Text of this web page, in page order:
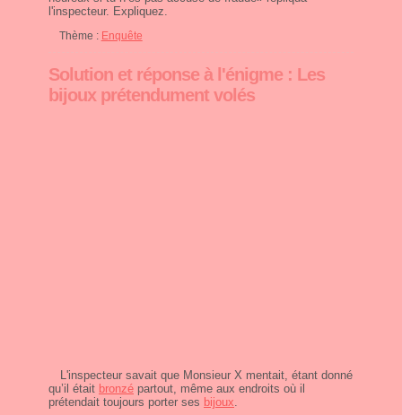
l'inspecteur. Expliquez.
Thème : Enquête
Solution et réponse à l'énigme : Les
bijoux prétendument volés
L'inspecteur savait que Monsieur X mentait, étant donné
qu’il était bronzé partout, même aux endroits où il
prétendait toujours porter ses bijoux